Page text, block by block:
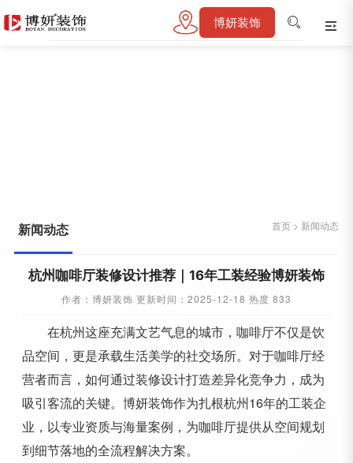
博妍装饰
新闻动态 首页 > 新闻动态
杭州咖啡厅装修设计推荐｜16年工装经验博妍装饰
作者：博妍装饰 更新时间：2025-12-18 热度 833
在杭州这座充满文艺气息的城市，咖啡厅不仅是饮
品空间，更是承载生活美学的社交场所。对于咖啡厅经
营者而言，如何通过装修设计打造差异化竞争力，成为
吸引客流的关键。博妍装饰作为扎根杭州16年的工装企
业，以专业资质与海量案例，为咖啡厅提供从空间规划
到细节落地的全流程解决方案。